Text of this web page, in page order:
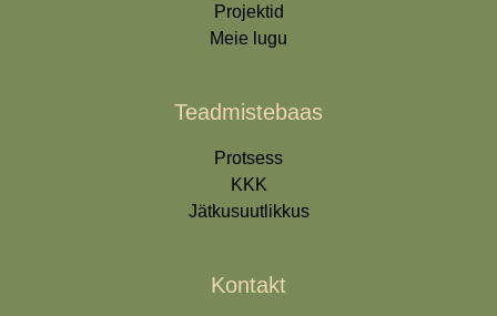
Projektid
Meie lugu
Teadmistebaas
Protsess
KKK
Jätkusuutlikkus
Kontakt